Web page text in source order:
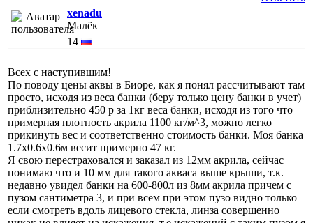
xenadu
Малёк
14
Всех с наступившим!
По поводу цены аквы в Биоре, как я понял рассчитывают там
просто, исходя из веса банки (беру только цену банки в учет)
приблизительно 450 р за 1кг веса банки, исходя из того что
примерная плотность акрила 1100 кг/м^3, можно легко
прикинуть вес и соответственно стоимость банки. Моя банка
1.7х0.6х0.6м весит примерно 47 кг.
Я свою перестраховался и заказал из 12мм акрила, сейчас
понимаю что и 10 мм для такого акваса выше крыши, т.к.
недавно увидел банки на 600-800л из 8мм акрила причем с
пузом сантиметра 3, и при всем при этом пузо видно только
если смотреть вдоль лицевого стекла, линза совершенно